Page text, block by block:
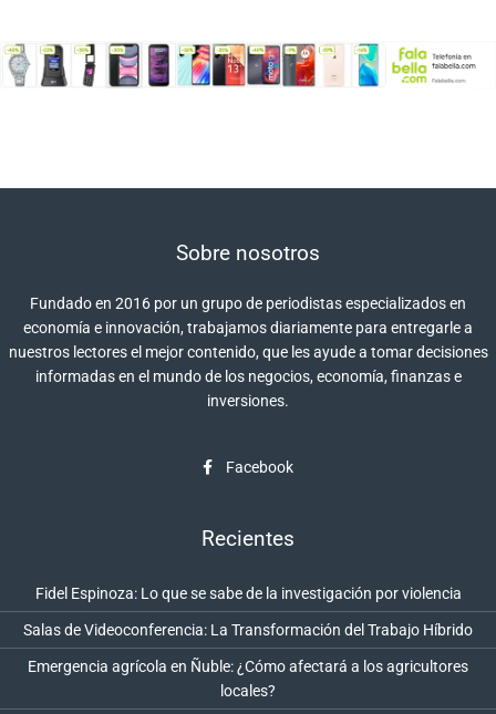
Sobre nosotros
Fundado en 2016 por un grupo de periodistas especializados en
economía e innovación, trabajamos diariamente para entregarle a
nuestros lectores el mejor contenido, que les ayude a tomar decisiones
informadas en el mundo de los negocios, economía, finanzas e
inversiones.
Facebook
Recientes
Fidel Espinoza: Lo que se sabe de la investigación por violencia
Salas de Videoconferencia: La Transformación del Trabajo Híbrido
Emergencia agrícola en Ñuble: ¿Cómo afectará a los agricultores
locales?